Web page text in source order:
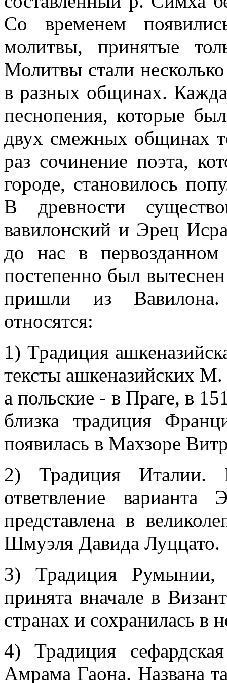
Со временем
молитвы, принятые
Молитвы стали
в разных общинах.
песнопения, которые
двух смежных общинах
раз сочинение поэта,
городе, становилось
В древности
вавилонский и Эрец
до нас в
постепенно был
пришли из Вавилона.
относятся:
1) Традиция
тексты ашкеназийских
а польские - в Праге, в
близка традиция
появилась в Махзоре
2) Традиция Италии.
ответвление
представлена в
Шмуэля Давида Луццато.
3) Традиция Румынии,
принята вначале в
странах и сохранилась в
4) Традиция
Амрама Гаона. Названа